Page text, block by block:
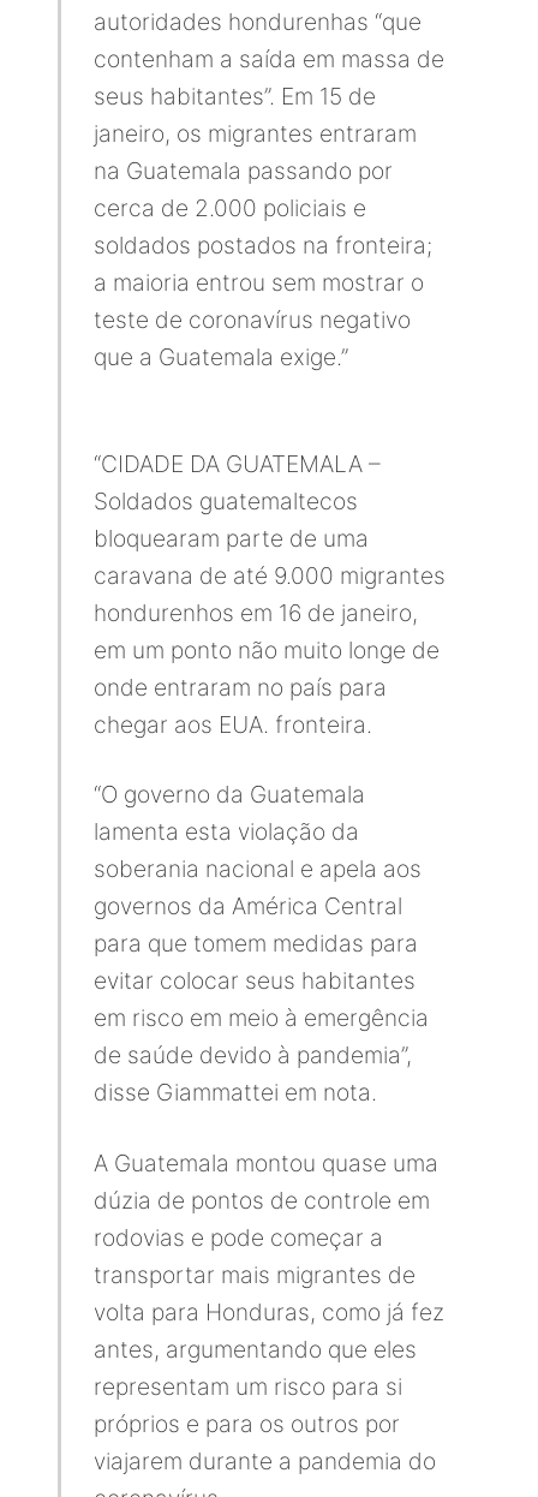
autoridades hondurenhas “que
contenham a saída em massa de
seus habitantes”. Em 15 de
janeiro, os migrantes entraram
na Guatemala passando por
cerca de 2.000 policiais e
soldados postados na fronteira;
a maioria entrou sem mostrar o
teste de coronavírus negativo
que a Guatemala exige.”
“CIDADE DA GUATEMALA –
Soldados guatemaltecos
bloquearam parte de uma
caravana de até 9.000 migrantes
hondurenhos em 16 de janeiro,
em um ponto não muito longe de
onde entraram no país para
chegar aos EUA. fronteira.
“O governo da Guatemala
lamenta esta violação da
soberania nacional e apela aos
governos da América Central
para que tomem medidas para
evitar colocar seus habitantes
em risco em meio à emergência
de saúde devido à pandemia”,
disse Giammattei em nota.
A Guatemala montou quase uma
dúzia de pontos de controle em
rodovias e pode começar a
transportar mais migrantes de
volta para Honduras, como já fez
antes, argumentando que eles
representam um risco para si
próprios e para os outros por
viajarem durante a pandemia do